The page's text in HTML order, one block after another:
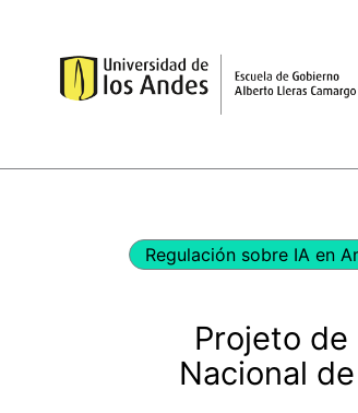
contenido
Regulación sobre IA en
Projeto
Nacional